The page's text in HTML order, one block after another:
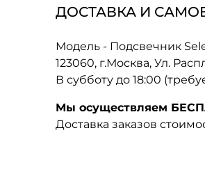
ДОСТАВКА И
Модель - Подсвечник
123060, г.Москва, Ул.
В субботу до 18:00
Мы осуществляем
Доставка заказов